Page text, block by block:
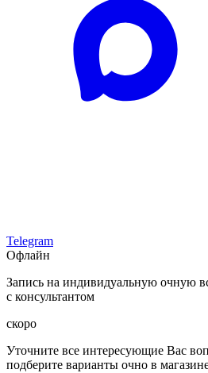
Telegram
Офлайн
Запись на индивидуальную очную
с консультантом
скоро
Уточните все интересующие Вас
подберите варианты очно в